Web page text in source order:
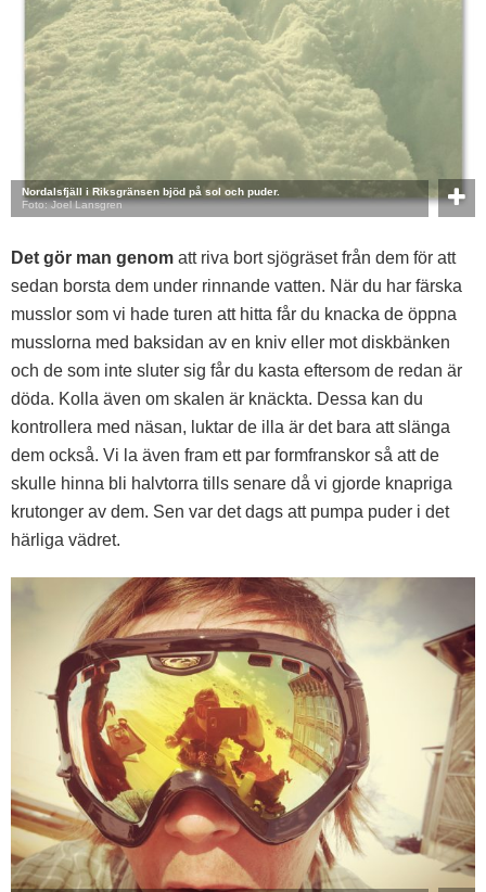
Nordalsfjäll i Riksgränsen bjöd på sol och puder.
Foto: Joel Lansgren
Det gör man genom att riva bort sjögräset från dem för att
sedan borsta dem under rinnande vatten. När du har färska
musslor som vi hade turen att hitta får du knacka de öppna
musslorna med baksidan av en kniv eller mot diskbänken
och de som inte sluter sig får du kasta eftersom de redan är
döda. Kolla även om skalen är knäckta. Dessa kan du
kontrollera med näsan, luktar de illa är det bara att slänga
dem också. Vi la även fram ett par formfranskor så att de
skulle hinna bli halvtorra tills senare då vi gjorde knapriga
krutonger av dem. Sen var det dags att pumpa puder i det
härliga vädret.